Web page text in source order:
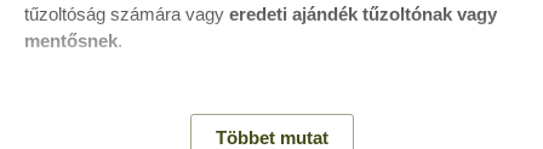
tűzoltóság számára vagy eredeti ajándék tűzoltónak vagy
mentősnek.
Többet mutat